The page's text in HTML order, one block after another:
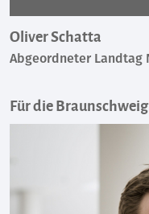
Oliver Schatta
Abgeordneter Landtag
Für die